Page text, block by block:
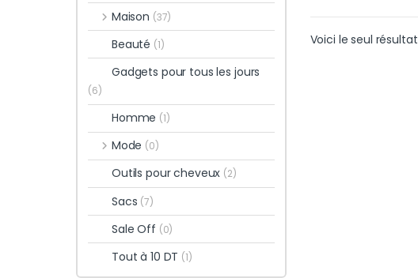
Voici le seul résultat
Maison (37)
Beauté (1)
Gadgets pour tous les jours
(6)
Homme (1)
Mode (0)
Outils pour cheveux (2)
Sacs (7)
Sale Off (0)
Tout à 10 DT (1)